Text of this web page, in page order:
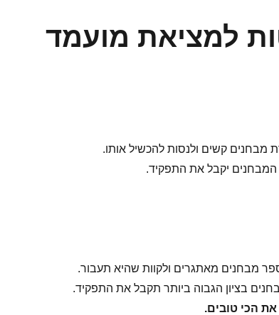
למציאת מועמד
קשים ולנסות להכשיל אותו.
יקבל את התפקיד.
מבחנים מאתגרים ולקוות שהיא תעבור.
בציון הגבוה ביותר תקבל את התפקיד.
הכי טובים.